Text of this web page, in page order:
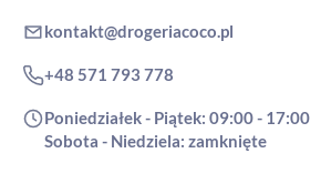
kontakt@drogeriacoco.pl
+48 571 793 778
Poniedziałek - Piątek: 09:00 - 17:00
Sobota - Niedziela: zamknięte